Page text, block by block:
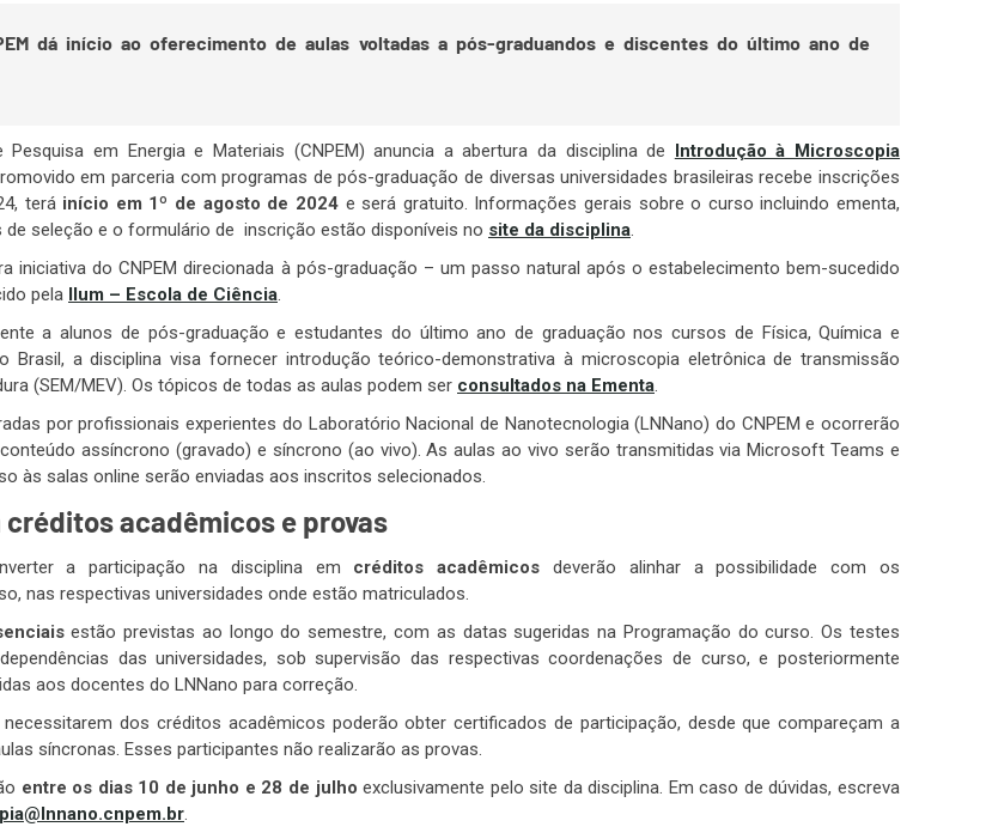
dá início ao oferecimento de aulas voltadas a pós-graduandos e discentes do último ano de
Pesquisa em Energia e Materiais (CNPEM) anuncia a abertura da disciplina de Introdução à Microscopia
em parceria com programas de pós-graduação de diversas universidades brasileiras recebe inscrições
terá início em 1º de agosto de 2024e será gratuito. Informações gerais sobre o curso incluindo ementa,
de seleção e o formulário de inscrição estão disponíveis no site da disciplina.
iniciativa do CNPEM direcionada à pós-graduação – um passo natural após o estabelecimento bem-sucedido
pela Ilum – Escola de Ciência.
a alunos de pós-graduação e estudantes do último ano de graduação nos cursos de Física, Química e
Brasil, a disciplina visa fornecer introdução teórico-demonstrativa à microscopia eletrônica de transmissão
(SEM/MEV). Os tópicos de todas as aulas podem ser consultados na Ementa.
por profissionais experientes do Laboratório Nacional de Nanotecnologia (LNNano) do CNPEM e ocorrerão
assíncrono (gravado) e síncrono (ao vivo). As aulas ao vivo serão transmitidas via Microsoft Teams e
às salas online serão enviadas aos inscritos selecionados.
créditos acadêmicos e provas
a participação na disciplina em créditos acadêmicos deverão alinhar a possibilidade com os
nas respectivas universidades onde estão matriculados.
estão previstas ao longo do semestre, com as datas sugeridas na Programação do curso. Os testes
das universidades, sob supervisão das respectivas coordenações de curso, e posteriormente
aos docentes do LNNano para correção.
dos créditos acadêmicos poderão obter certificados de participação, desde que compareçam a
síncronas. Esses participantes não realizarão as provas.
entre os dias 10 de junho e 28 de julho exclusivamente pelo site da disciplina. Em caso de dúvidas, escreva
.